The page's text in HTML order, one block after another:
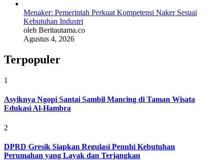
Menaker: Pemerintah Perkuat Kompetensi Naker Sesuai
Kebutuhan Industri
oleh Beritautama.co
Agustus 4, 2026
Terpopuler
1
Asyiknya Ngopi Santai Sambil Mancing di Taman Wisata
Edukasi Al-Hambra
2
DPRD Gresik Siapkan Regulasi Penuhi Kebutuhan
Perumahan yang Layak dan Terjangkau